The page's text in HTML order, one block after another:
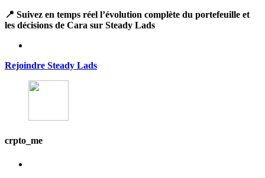
📍 Suivez en temps réel l’évolution complète du portefeuille et
les décisions de Cara sur Steady Lads
Rejoindre Steady Lads
crpto_me